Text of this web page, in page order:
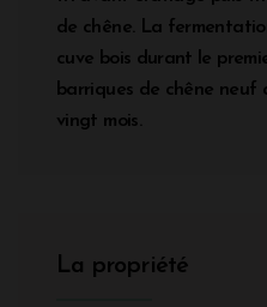
de chêne. La
cuve bois durant le
barriques de chêne neuf
vingt mois.
La propriété